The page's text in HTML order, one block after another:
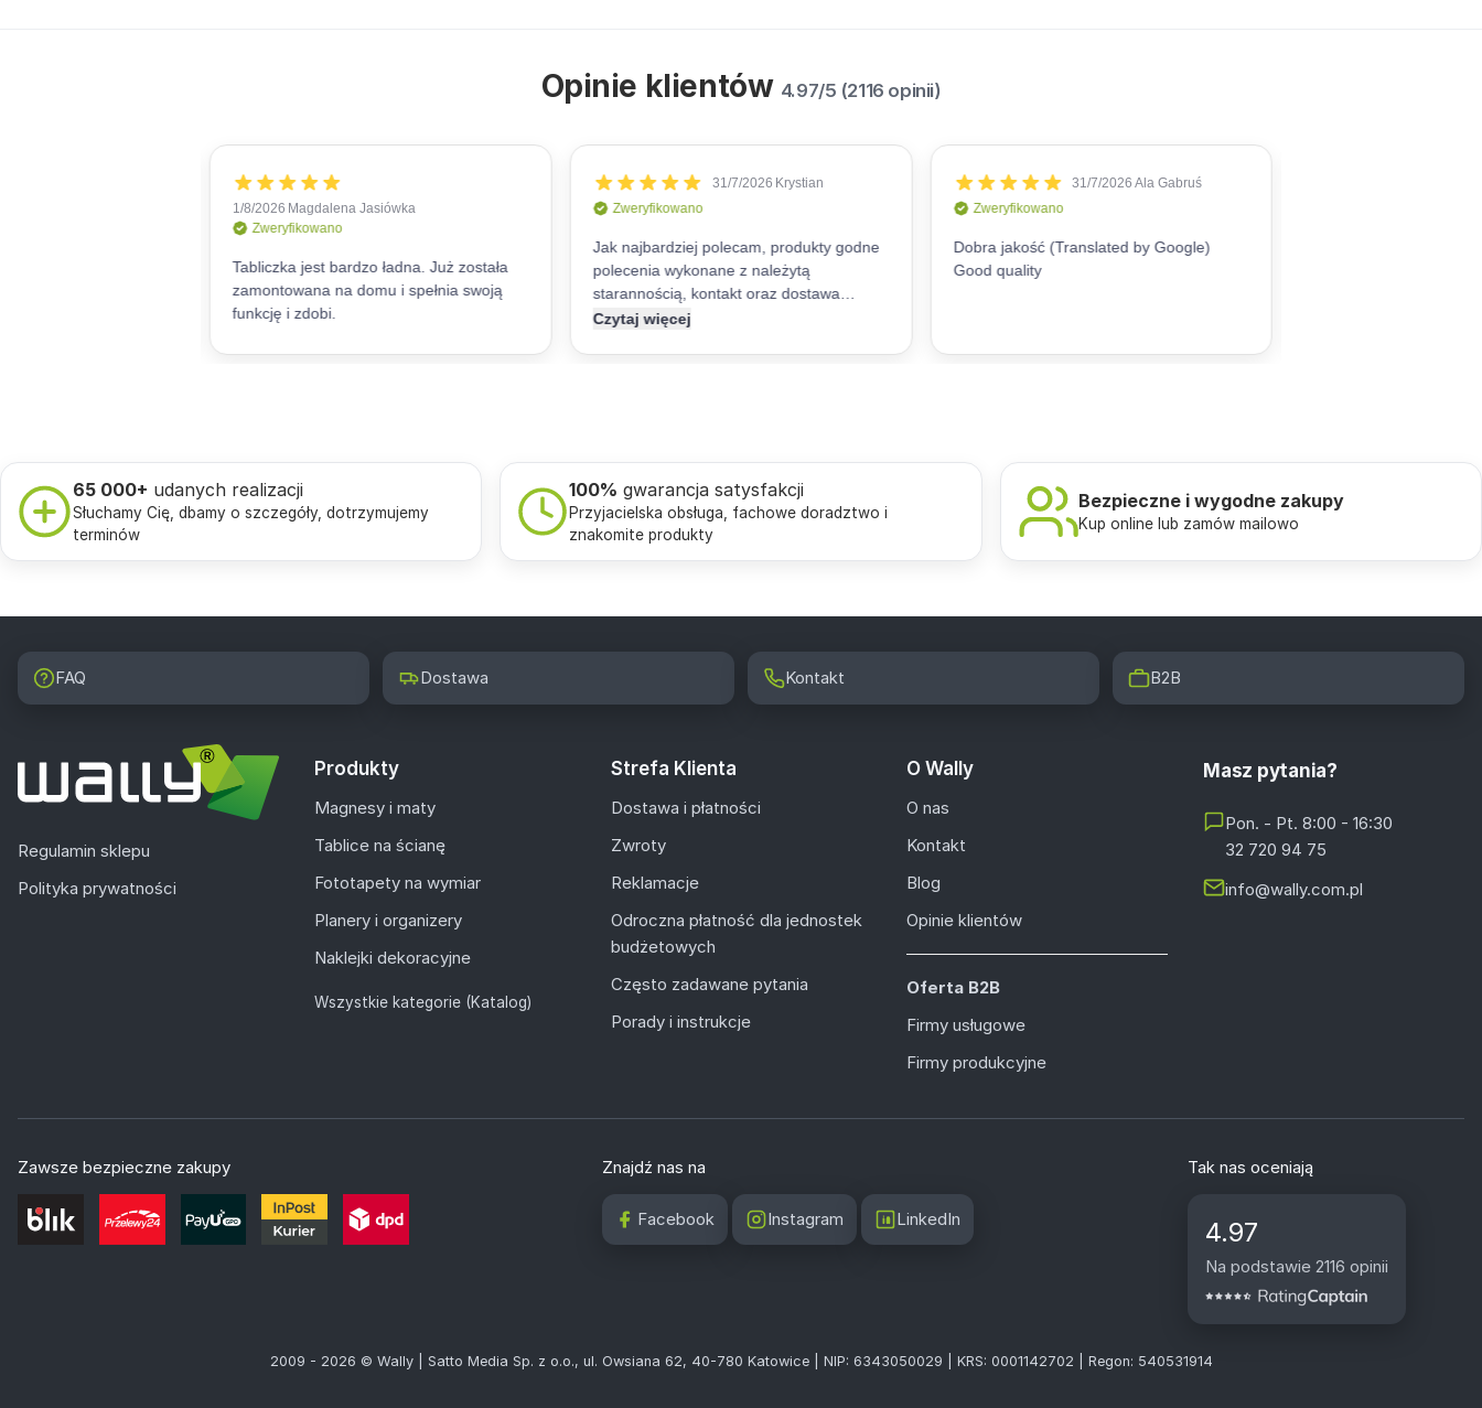
Opinie klientów 4.97/5 (2116 opinii)
65 000+ udanych realizacji
Słuchamy Cię, dbamy o szczegóły, dotrzymujemy
terminów
100% gwarancja satysfakcji
Przyjacielska obsługa, fachowe doradztwo i
znakomite produkty
Bezpieczne i wygodne zakupy
Kup online lub zamów mailowo
FAQ Dostawa Kontakt B2B
Regulamin sklepu
Polityka prywatności
Produkty
Magnesy i maty
Tablice na ścianę
Fototapety na wymiar
Planery i organizery
Naklejki dekoracyjne
Wszystkie kategorie (Katalog)
Strefa Klienta
Dostawa i płatności
Zwroty
Reklamacje
Odroczna płatność dla jednostek
budżetowych
Często zadawane pytania
Porady i instrukcje
O Wally
O nas
Kontakt
Blog
Opinie klientów
Oferta B2B
Firmy usługowe
Firmy produkcyjne
Masz pytania?
Pon. - Pt. 8:00 - 16:30
32 720 94 75
info@wally.com.pl
Zawsze bezpieczne zakupy Znajdź nas na
Facebook Instagram LinkedIn
Tak nas oceniają
4.97
Na podstawie 2116 opinii
2009 - 2026 © Wally | Satto Media Sp. z o.o., ul. Owsiana 62, 40-780 Katowice | NIP: 6343050029 | KRS: 0001142702 | Regon: 540531914